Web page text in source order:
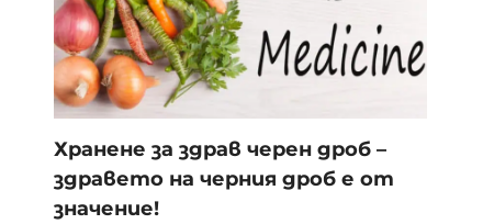
Хранене за здрав черен дроб –
здравето на черния дроб е от
значение!